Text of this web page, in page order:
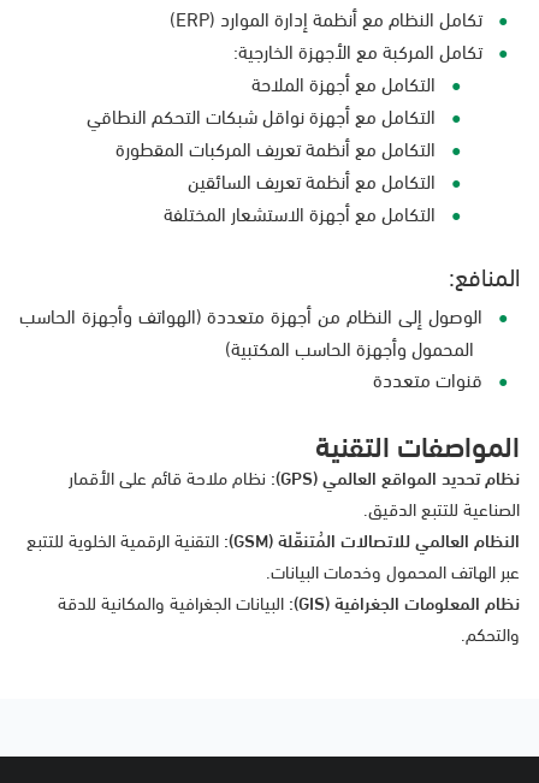
تكامل النظام مع أنظمة إدارة الموارد (ERP)
تكامل المركبة مع الأجهزة الخارجية:
التكامل مع أجهزة الملاحة
التكامل مع أجهزة نواقل شبكات التحكم النطاقي
التكامل مع أنظمة تعريف المركبات المقطورة
التكامل مع أنظمة تعريف السائقين
التكامل مع أجهزة الاستشعار المختلفة
المنافع:
الوصول إلى النظام من أجهزة متعددة (الهواتف وأجهزة الحاسب
المحمول وأجهزة الحاسب المكتبية)
قنوات متعددة
المواصفات التقنية
نظام تحديد المواقع العالمي (GPS):
نظام ملاحة قائم على الأقمار
الصناعية للتتبع الدقيق.
النظام العالمي للاتصالات المُتنقّلة (GSM):
التقنية الرقمية الخلوية للتتبع
عبر الهاتف المحمول وخدمات البيانات.
نظام المعلومات الجغرافية (GIS):
البيانات الجغرافية والمكانية للدقة
والتحكم.